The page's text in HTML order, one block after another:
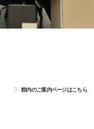
館内のご案内ページはこちら